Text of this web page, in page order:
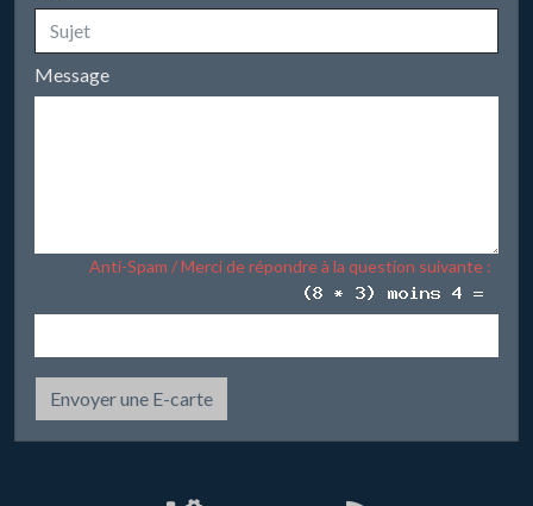
Message
Anti-Spam / Merci de répondre à la question suivante :
Envoyer une E-carte